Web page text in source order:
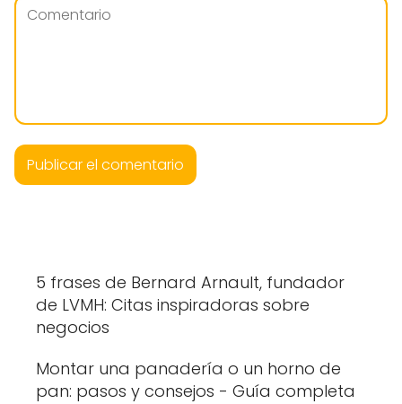
5 frases de Bernard Arnault, fundador
de LVMH: Citas inspiradoras sobre
negocios
Montar una panadería o un horno de
pan: pasos y consejos - Guía completa